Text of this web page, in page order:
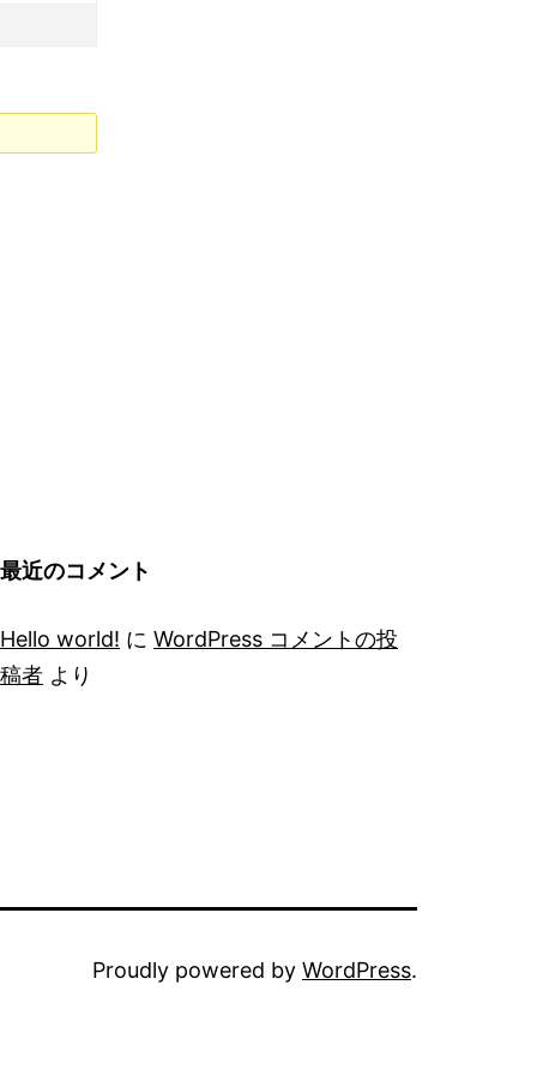
最近のコメント
Hello world! に WordPress コメントの投
稿者 より
Proudly powered by WordPress.